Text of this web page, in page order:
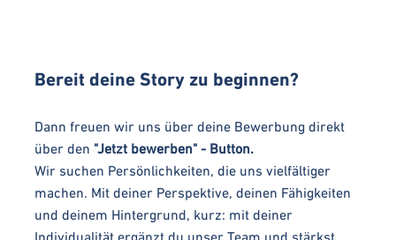
Bereit deine Story zu beginnen?
Dann freuen wir uns über deine Bewerbung direkt
über den "Jetzt bewerben" - Button.
Wir suchen Persönlichkeiten, die uns vielfältiger
machen. Mit deiner Perspektive, deinen Fähigkeiten
und deinem Hintergrund, kurz: mit deiner
Individualität ergänzt du unser Team und stärkst